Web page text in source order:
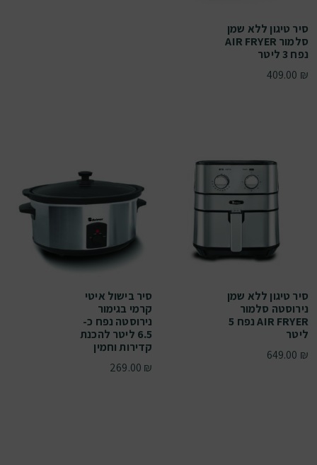
סיר טיגון ללא שמן
סלמור AIR FRYER
נפח 3 ליטר
409.00 ₪
סיר טיגון ללא שמן
נירוסטה סלמור
AIR FRYER נפח 5
ליטר
649.00 ₪
סיר בישול איטי
קרמי בגימור
נירוסטה נפח כ-
6.5 ליטר להכנת
קדירות וחמין
269.00 ₪